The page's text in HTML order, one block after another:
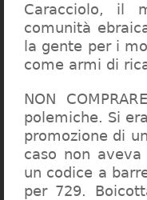
Caracciolo, il
comunità
la gente per i
come armi di
NON
polemiche. Si
promozione di
caso non
un codice a
per 729.